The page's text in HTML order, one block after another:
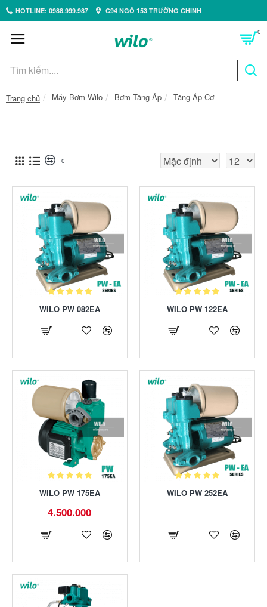
HOTLINE: 0988.999.987 C94 NGÕ 153 TRƯỜNG CHINH
0
Trang chủ Máy Bơm Wilo Bơm Tăng Áp Tăng Áp Cơ
0
WILO PW 082EA WILO PW 122EA
WILO PW 175EA
4.500.000
WILO PW 252EA